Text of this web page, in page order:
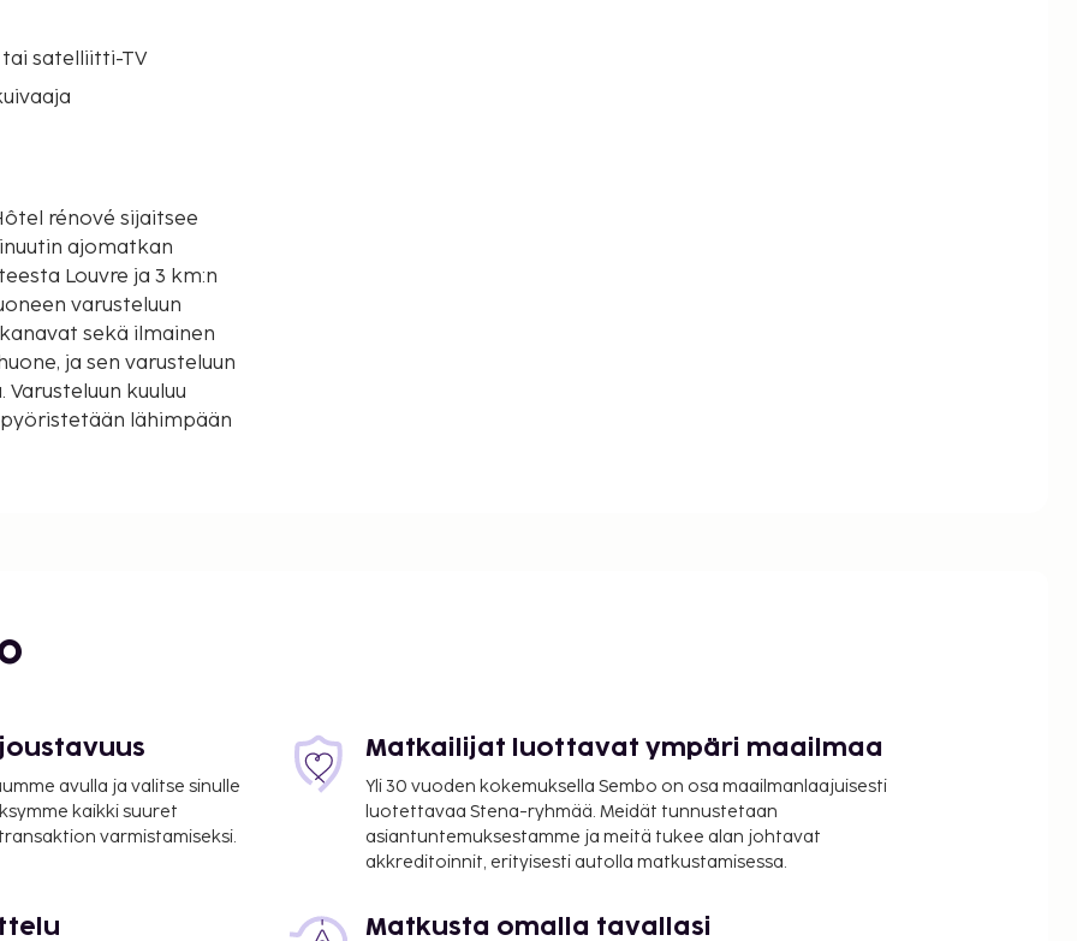
tai satelliitti-TV
rénové sijaitsee
ajomatkan
varusteluun
sekä ilmainen
ja sen varusteluun
kuuluu
lähimpään
avulla ja valitse sinulle
kaikki suuret
varmistamiseksi.
Matkailijat luottavat ympäri maailmaa
Yli 30 vuoden kokemuksella Sembo on osa maailmanlaajuisesti
luotettavaa Stena-ryhmää. Meidät tunnustetaan
asiantuntemuksestamme ja meitä tukee alan johtavat
akkreditoinnit, erityisesti autolla matkustamisessa.
Matkusta omalla tavallasi